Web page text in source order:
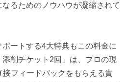
るためのノウハウが凝縮されて
ートする4大特典もこの料金に
削チケット2回」は、プロの現
フィードバックをもらえる貴